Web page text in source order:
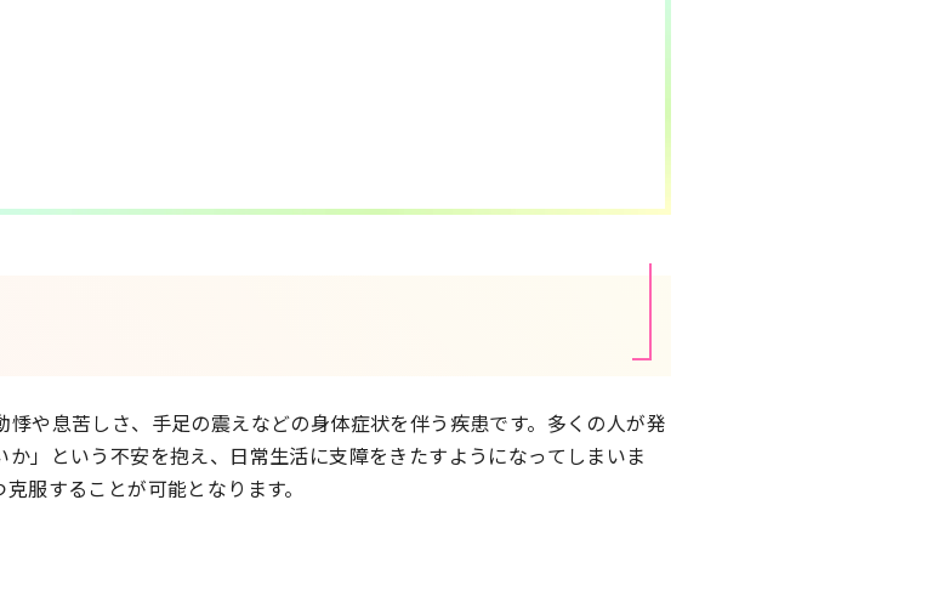
や息苦しさ、手足の震えなどの身体症状を伴う疾患です。多くの人が発
」という不安を抱え、日常生活に支障をきたすようになってしまいま
服することが可能となります。